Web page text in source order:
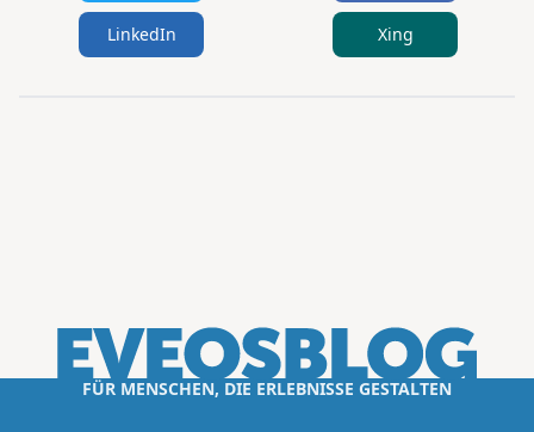
LinkedIn Xing
FÜR MENSCHEN, DIE ERLEBNISSE GESTALTEN